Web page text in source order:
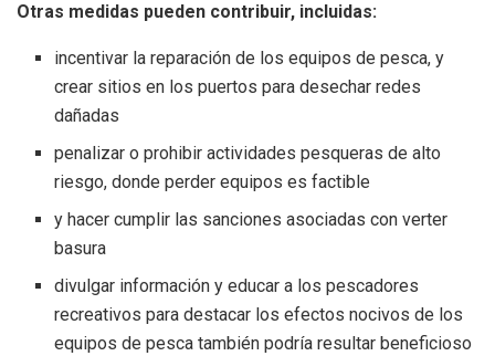
Otras medidas pueden contribuir, incluidas:
incentivar la reparación de los equipos de pesca, y
crear sitios en los puertos para desechar redes
dañadas
penalizar o prohibir actividades pesqueras de alto
riesgo, donde perder equipos es factible
y hacer cumplir las sanciones asociadas con verter
basura
divulgar información y educar a los pescadores
recreativos para destacar los efectos nocivos de los
equipos de pesca también podría resultar beneficioso